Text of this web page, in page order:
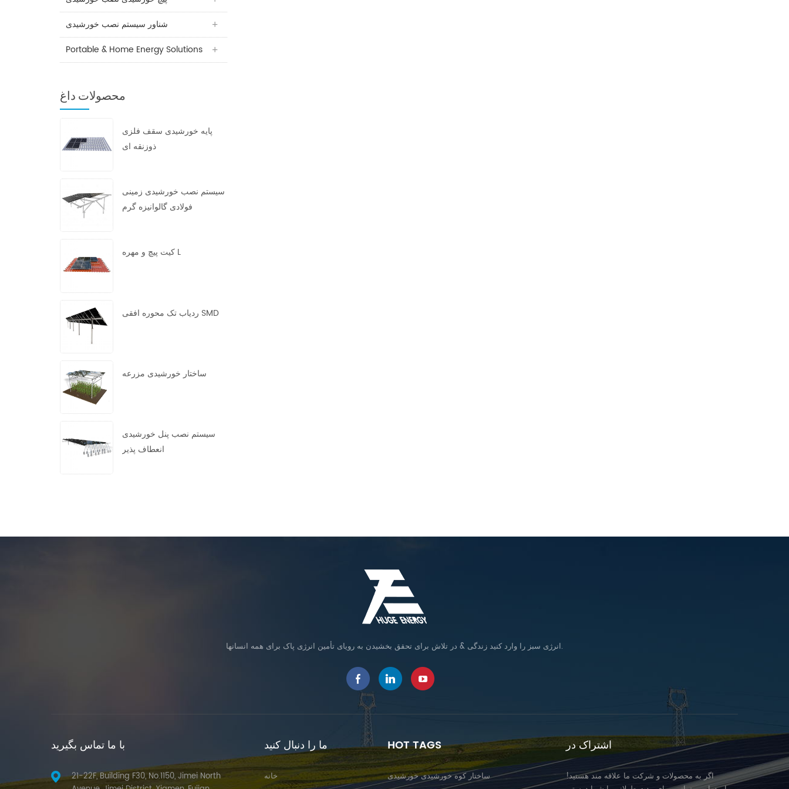
شناور سیستم نصب خورشیدی
Portable & Home Energy Solutions
محصولات داغ
پایه خورشیدی سقف فلزی
ذوزنقه ای
سیستم نصب خورشیدی زمینی
فولادی گالوانیزه گرم
کیت پیچ و مهره L
ردیاب تک محوره افقی SMD
ساختار خورشیدی مزرعه
سیستم نصب پنل خورشیدی
انعطاف پذیر
انرژی سبز را وارد کنید زندگی & در تلاش برای تحقق بخشیدن به رویای تأمین انرژی پاک برای همه انسانها.
با ما تماس بگیرید
21-22F, Building F30, No.1150, Jimei North
ما را دنبال کنید
خانه
HOT TAGS
ساختار کوه خورشیدی خورشیدی
اشتراک در
اگر به محصولات و شرکت ما علاقه مند هستید!